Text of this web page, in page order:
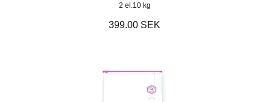
2 el.10 kg
399.00 SEK